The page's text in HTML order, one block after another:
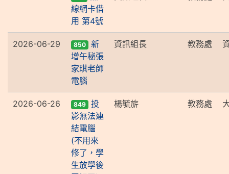
線網卡借
用 第4號
2026-06-29 850
新
增午秘張
家琪老師
電腦
資訊組長 教務處
2026-06-26 849
投
影無法連
結電腦
(不用來
修了，學
生放學後
楊毓旂 教務處